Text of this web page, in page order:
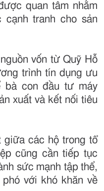
quan tâm nhằm
tranh cho sản
vốn từ Quỹ Hỗ
trình tín dụng ưu
bà con đầu tư máy
xuất và kết nối tiêu
giữa các hộ trong tổ
cũng cần tiếp tục
sức mạnh tập thể,
với khó khăn về